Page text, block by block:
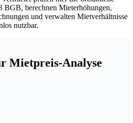
BGB, berechnen Mieterhöhungen,
und verwalten Mietverhältnisse
nutzbar.
Mietpreis-Analyse